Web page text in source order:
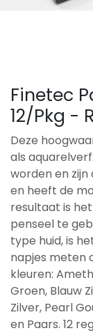
Finetec
12/Pkg -
Deze
als
worden en
en heeft de
resultaat is
penseel te
type huid, is
napjes meten
kleuren:
Groen, Blauw
Zilver, Pearl
en Paars. 12